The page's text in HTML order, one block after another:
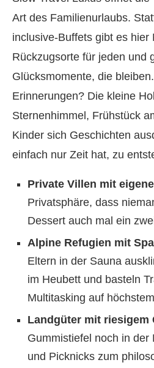
Art des Familienurlaubs.
inclusive-Buffets gibt es hier
Rückzugsorte für jeden und
Glücksmomente, die
Erinnerungen? Die kleine
Sternenhimmel, Frühstück
Kinder sich Geschichten
einfach nur Zeit hat, zu
Private Villen mit
Privatsphäre, dass
Dessert auch mal ein
Alpine Refugien mit Spa
Eltern in der Sauna
im Heubett und basteln
Multitasking auf
Landgüter mit riesigem
Gummistiefel noch in der
und Picknicks zum